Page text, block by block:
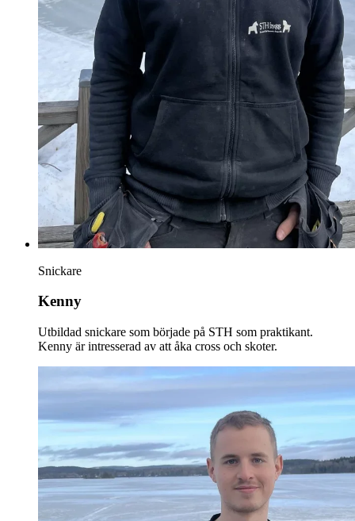
Snickare
Kenny
Utbildad snickare som började på STH som praktikant.
Kenny är intresserad av att åka cross och skoter.